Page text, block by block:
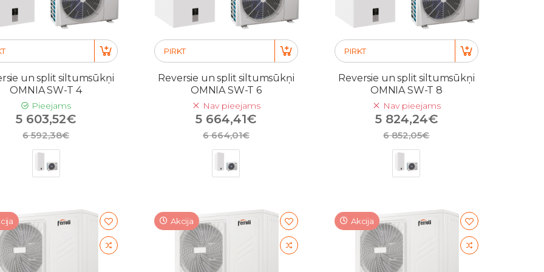
un split siltumsūkņi
OMNIA SW-T 4
Pieejams
5 603,52€
6 592,38€
PIRKT
Reversie un split siltumsūkņi
OMNIA SW-T 6
Nav pieejams
5 664,41€
6 664,01€
PIRKT
Reversie un split siltumsūkņi
OMNIA SW-T 8
Nav pieejams
5 824,24€
6 852,05€
Akcija Akcija